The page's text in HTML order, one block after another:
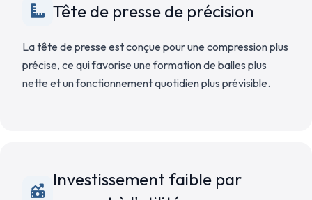
Tête de presse de précision
La tête de presse est conçue pour une compression plus
précise, ce qui favorise une formation de balles plus
nette et un fonctionnement quotidien plus prévisible.
Investissement faible par